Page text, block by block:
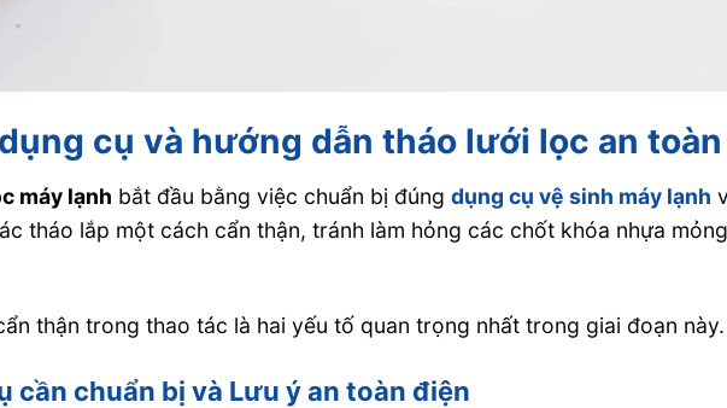
cụ và hướng dẫn tháo lưới lọc an toàn
máy lạnh bắt đầu bằng việc chuẩn bị đúngdụng cụ vệ sinh máy lạnh
tháo lắp một cách cẩn thận, tránh làm hỏng các chốt khóa nhựa
thận trong thao tác là hai yếu tố quan trọng nhất trong giai đoạn này.
cần chuẩn bị và Lưu ý an toàn điện